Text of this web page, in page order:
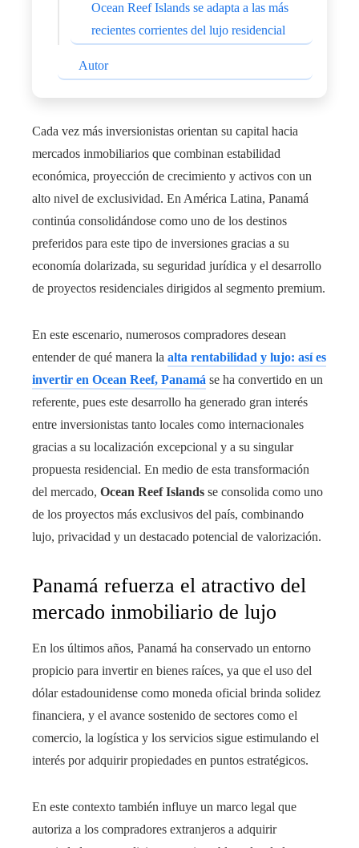
Ocean Reef Islands se adapta a las más
recientes corrientes del lujo residencial
Autor
Cada vez más inversionistas orientan su capital hacia
mercados inmobiliarios que combinan estabilidad
económica, proyección de crecimiento y activos con un
alto nivel de exclusividad. En América Latina, Panamá
continúa consolidándose como uno de los destinos
preferidos para este tipo de inversiones gracias a su
economía dolarizada, su seguridad jurídica y el desarrollo
de proyectos residenciales dirigidos al segmento premium.
En este escenario, numerosos compradores desean
entender de qué manera la alta rentabilidad y lujo: así es
invertir en Ocean Reef, Panamá se ha convertido en un
referente, pues este desarrollo ha generado gran interés
entre inversionistas tanto locales como internacionales
gracias a su localización excepcional y a su singular
propuesta residencial. En medio de esta transformación
del mercado, Ocean Reef Islands se consolida como uno
de los proyectos más exclusivos del país, combinando
lujo, privacidad y un destacado potencial de valorización.
Panamá refuerza el atractivo del
mercado inmobiliario de lujo
En los últimos años, Panamá ha conservado un entorno
propicio para invertir en bienes raíces, ya que el uso del
dólar estadounidense como moneda oficial brinda solidez
financiera, y el avance sostenido de sectores como el
comercio, la logística y los servicios sigue estimulando el
interés por adquirir propiedades en puntos estratégicos.
En este contexto también influye un marco legal que
autoriza a los compradores extranjeros a adquirir